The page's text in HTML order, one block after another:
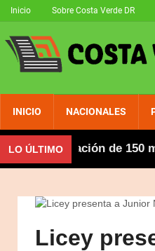
Inicio Sobre Costa Verde DR
INICIO NACIONALES
LO ÚLTIMO
actuación de 150
Licey